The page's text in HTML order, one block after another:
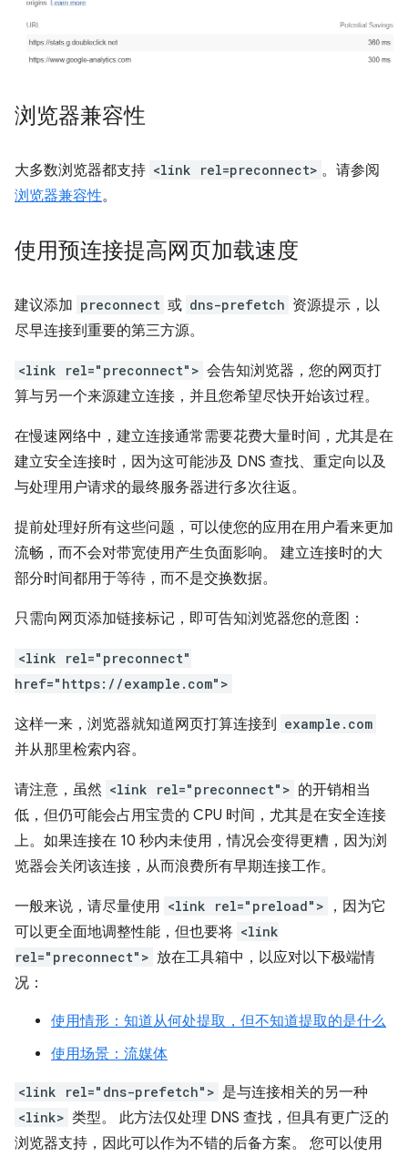
浏览器兼容性
大多数浏览器都支持 <link rel=preconnect> 。请参阅
浏览器兼容性。
使用预连接提高网页加载速度
建议添加 preconnect 或 dns-prefetch 资源提示，以
尽早连接到重要的第三方源。
<link rel="preconnect"> 会告知浏览器，您的网页打
算与另一个来源建立连接，并且您希望尽快开始该过程。
在慢速网络中，建立连接通常需要花费大量时间，尤其是在
建立安全连接时，因为这可能涉及 DNS 查找、重定向以及
与处理用户请求的最终服务器进行多次往返。
提前处理好所有这些问题，可以使您的应用在用户看来更加
流畅，而不会对带宽使用产生负面影响。 建立连接时的大
部分时间都用于等待，而不是交换数据。
只需向网页添加链接标记，即可告知浏览器您的意图：
<link rel="preconnect"
href="https://example.com">
这样一来，浏览器就知道网页打算连接到 example.com
并从那里检索内容。
请注意，虽然 <link rel="preconnect"> 的开销相当
低，但仍可能会占用宝贵的 CPU 时间，尤其是在安全连接
上。如果连接在 10 秒内未使用，情况会变得更糟，因为浏
览器会关闭该连接，从而浪费所有早期连接工作。
一般来说，请尽量使用 <link rel="preload">
，因为它
可以更全面地调整性能，但也要将 <link
rel="preconnect"> 放在工具箱中，以应对以下极端情
况：
使用情形：知道从何处提取，但不知道提取的是什么
使用场景：流媒体
<link rel="dns-prefetch"> 是与连接相关的另一种
<link> 类型。 此方法仅处理 DNS 查找，但具有更广泛的
浏览器支持，因此可以作为不错的后备方案。 您可以使用